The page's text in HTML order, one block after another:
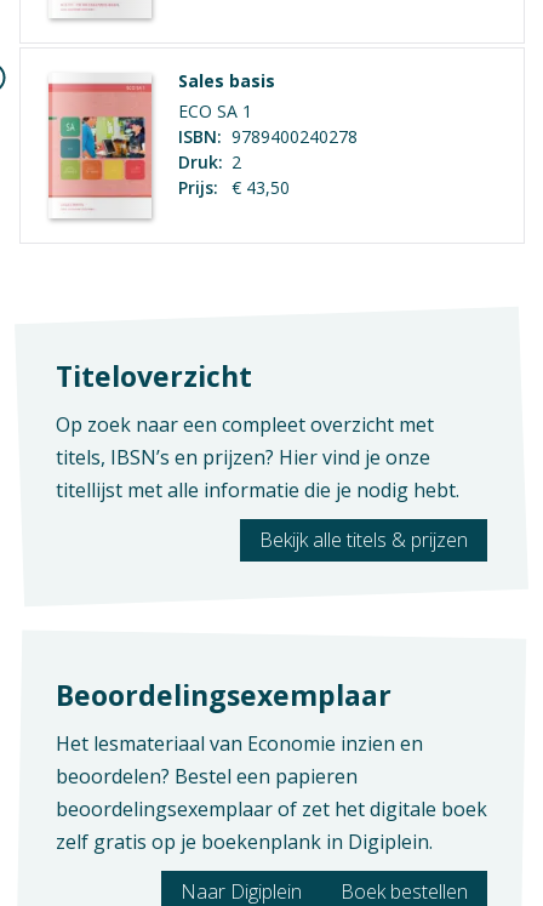
Sales basis
ECO SA 1
ISBN: 9789400240278
Druk: 2
Prijs:
€ 43,50
Titeloverzicht
Op zoek naar een compleet overzicht met
titels, IBSN’s en prijzen? Hier vind je onze
titellijst met alle informatie die je nodig hebt.
Bekijk alle titels & prijzen
Beoordelingsexemplaar
Het lesmateriaal van Economie inzien en
beoordelen? Bestel een papieren
beoordelingsexemplaar of zet het digitale boek
zelf gratis op je boekenplank in Digiplein.
Naar Digiplein
Boek bestellen
Naam
Postcode en plaats
Email
Aanvraag lesmateriaal voor: